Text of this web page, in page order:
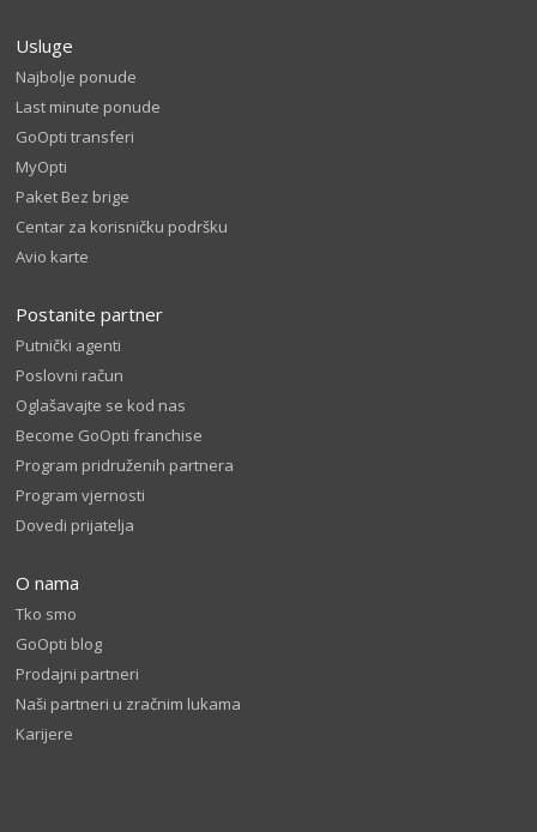
Usluge
Najbolje ponude
Last minute ponude
GoOpti transferi
MyOpti
Paket Bez brige
Centar za korisničku podršku
Avio karte
Postanite partner
Putnički agenti
Poslovni račun
Oglašavajte se kod nas
Become GoOpti franchise
Program pridruženih partnera
Program vjernosti
Dovedi prijatelja
O nama
Tko smo
GoOpti blog
Prodajni partneri
Naši partneri u zračnim lukama
Karijere